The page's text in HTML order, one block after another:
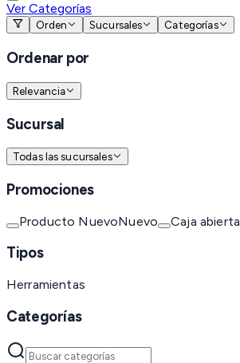
Ver Categorías
Orden Sucursales Categorías
Ordenar por
Relevancia
Sucursal
Todas las sucursales
Promociones
Producto NuevoNuevo Caja abierta
Tipos
Herramientas
Categorías